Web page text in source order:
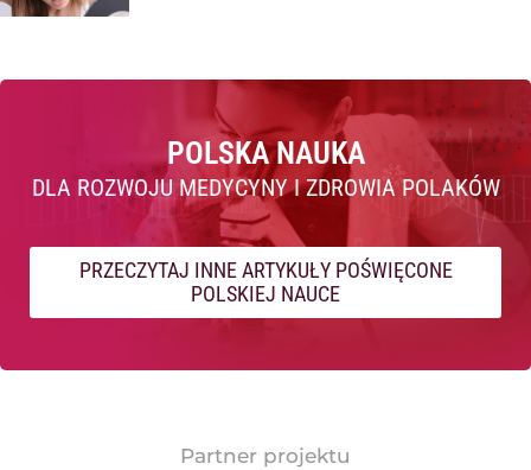
POLSKA NAUKA
DLA ROZWOJU MEDYCYNY I ZDROWIA POLAKÓW
PRZECZYTAJ INNE ARTYKUŁY POŚWIĘCONE
POLSKIEJ NAUCE
Partner projektu